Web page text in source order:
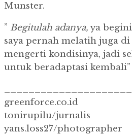
Munster.
” Begitulah adanya,ya
saya pernah melatih juga di
mengerti kondisinya, jadi
untuk beradaptasi
greenforce.co.id
tonirupilu/jurnalis
yans.loss27/photographer